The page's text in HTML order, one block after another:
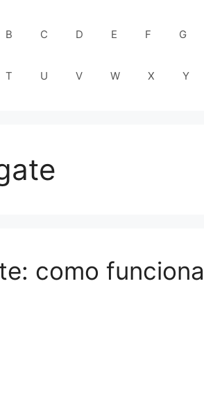
B C D E F G
T U V W X Y
como